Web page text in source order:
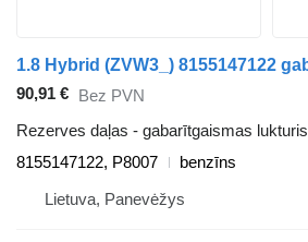
90,91 € Bez PVN
Rezerves daļas - gabarītgaismas lukturis
8155147122, P8007
benzīns
Lietuva, Panevėžys